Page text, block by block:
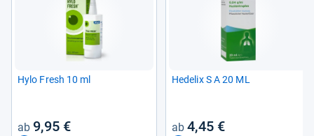
Hylo Fresh 10 ml
9,95 €
Hede­lix S A 20 ML
4,45 €